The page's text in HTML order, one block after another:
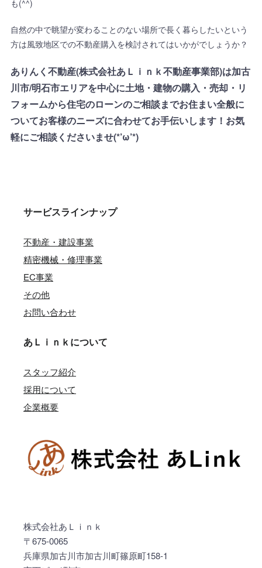
も(^^)
自然の中で眺望が変わることのない場所で長く暮らしたいという
方は風致地区での不動産購入を検討されてはいかがでしょうか？
ありんく不動産(株式会社あＬｉｎｋ不動産事業部)は加古
川市/明石市エリアを中心に土地・建物の購入・売却・リ
フォームから住宅のローンのご相談までお住まい全般に
ついてお客様のニーズに合わせてお手伝いします！お気
軽にご相談くださいませ(*’ω’*)
サービスラインナップ
不動産・建設事業
精密機械・修理事業
EC事業
その他
お問い合わせ
あＬｉｎｋについて
スタッフ紹介
採用について
企業概要
株式会社あＬｉｎｋ
〒675-0065
兵庫県加古川市加古川町篠原町158-1